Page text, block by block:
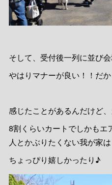
そして、受付後一列に並び会
やはりマナーが良い！！だ
感じたことがあるんだけど、
8割くらいカートでしかもエ
人とかぶりたくない我が家は
ちょっぴり嬉しかったり♪